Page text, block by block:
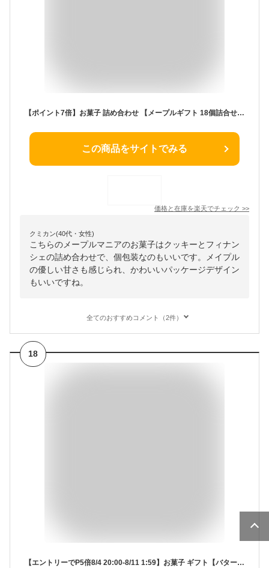
【ポイント7倍】お菓子 詰め合わせ 【メープルギフト 18個詰合せ】送料込み／送料別が選べる ザ・メープルマニア ギフト 内祝 可愛い 個包装 スイーツ クッキー フィナンシェ 焼き菓子 東京 お土産 手土産 お祝 お中元 御中元 夏ギフト 暑中見舞い
この商品をサイトでみる
価格と在庫を楽天でチェック >>
クミカン(40代・女性)
こちらのメープルマニアのお菓子はクッキーとフィナン
シェの詰め合わせで、個包装なのもいいです。メイプル
の優しい甘さも感じられ、かわいいパッケージデザイン
もいいですね。
全てのおすすめコメント（2件）
18
【エントリーでP5倍8/4 20:00-8/11 1:59】お菓子 ギフト【バターフィナンシェ12個入】 個包装 スイーツ フィナンシェ 焼き菓子 洋菓子 内祝 お祝 出産祝 お礼 おしゃれ 職場 退職 菓子折り ご挨拶 東京 お土産 手土産 人気 おすすめ プレゼント ギフト 夏ギフト